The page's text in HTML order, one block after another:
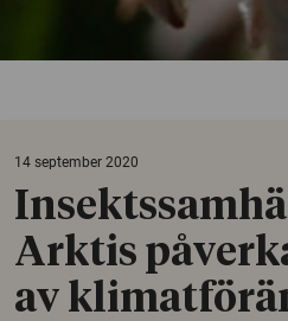
14 september 2020
Arktis
av